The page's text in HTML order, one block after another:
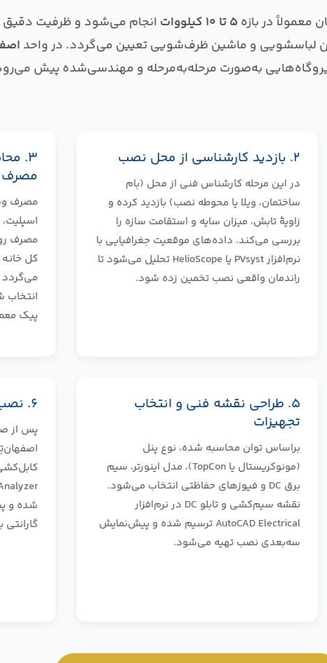
معمولاً در بازه ۵ تا ۱۰ کیلووات
انجام می‌شود و ظرفیت دقیق
لباسشویی و ماشین ظرف‌شویی تعیین می‌گردد. در واحد
به‌صورت مرحله‌به‌مرحله و مهندسی‌شده پیش می‌رود
۲. بازدید کارشناسی از محل نصب
در این مرحله کارشناس فنی از محل (بام
ساختمان، ویلا یا محوطه نصب) بازدید کرده و
زاویهٔ تابش، میزان سایه و استقامت سازه را
بررسی می‌کند. داده‌های موقعیت جغرافیایی با
نرم‌افزار PVsyst یا HelioScope تحلیل می‌شود تا
راندمان واقعی نصب تخمین زده شود.
۳.
مصرف
مصرف
مصرف
کل
می‌گردد
انتخاب
پیک
۵. طراحی نقشه فنی و انتخاب
تجهیزات
براساس توان محاسبه شده، نوع پنل
(مونوکریستال یا TopCon)، مدل اینورتر، سیم
برق DC و فیوزهای حفاظتی انتخاب می‌شود.
نقشه سیم‌کشی و تابلو DC در نرم‌افزار
AutoCAD Electrical ترسیم شده و پیش‌نمایش
سه‌بعدی نصب تهیه می‌شود.
۶. نصب، تست و تحویل نهایی
پس از
شده و
گارانتی